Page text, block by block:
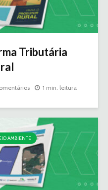
Tributária
1 min. leitura
AMBIENTE